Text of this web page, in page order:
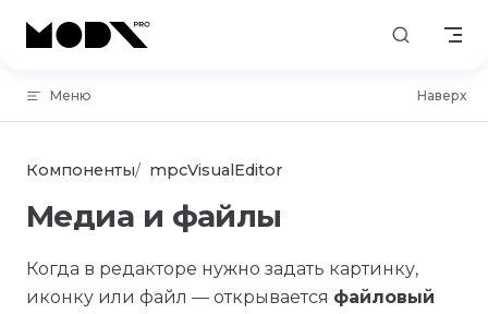
Skip to content
Меню Наверх
Компоненты mpcVisualEditor
Медиа и файлы
Когда в редакторе нужно задать картинку,
иконку или файл — открывается файловый